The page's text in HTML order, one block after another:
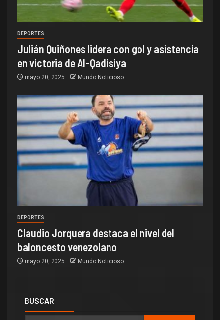
DEPORTES
Julián Quiñones lidera con gol y asistencia
en victoria de Al-Qadisiya
mayo 20, 2025 Mundo Noticioso
DEPORTES
Claudio Jorquera destaca el nivel del
baloncesto venezolano
mayo 20, 2025 Mundo Noticioso
BUSCAR